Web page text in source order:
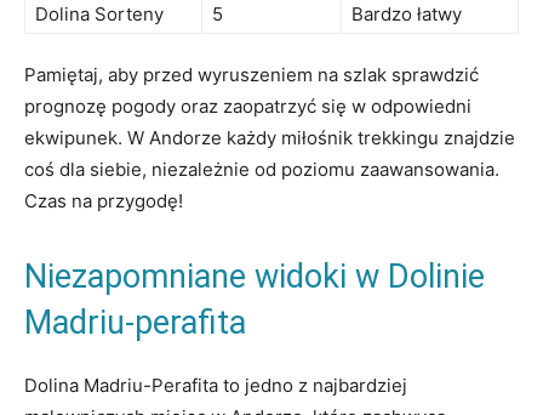
Dolina Sorteny
5 Bardzo łatwy
Pamiętaj, aby przed‌ wyruszeniem na szlak sprawdzić
⁣prognozę pogody oraz zaopatrzyć⁣ się w odpowiedni⁢
ekwipunek. ⁤W Andorze każdy miłośnik trekkingu​ znajdzie
coś dla ‍siebie, niezależnie ‍od poziomu zaawansowania.
Czas na przygodę!
Niezapomniane widoki w Dolinie
Madriu-perafita
Dolina Madriu-Perafita to jedno z najbardziej